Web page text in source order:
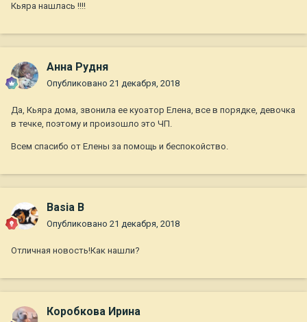
Кьяра нашлась !!!!
Анна Рудня
Опубликовано 21 декабря, 2018
Да, Кьяра дома, звонила ее куоатор Елена, все в порядке, девочка
в течке, поэтому и произошло это ЧП.
Всем спасибо от Елены за помощь и беспокойство.
Basia B
Опубликовано 21 декабря, 2018
Отличная новость!Как нашли?
Коробкова Ирина